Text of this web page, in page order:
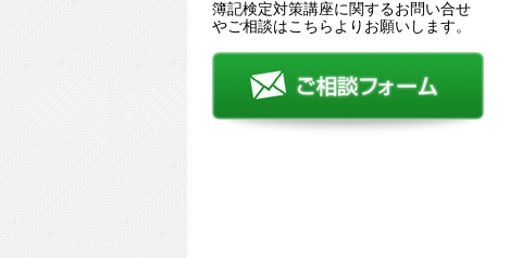
簿記検定対策講座に関するお問い合せ
やご相談はこちらよりお願いします。